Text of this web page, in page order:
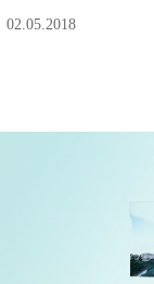
02.05.2018